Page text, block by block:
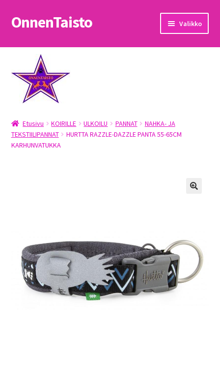
Siirry
navigointiin
Siirry
sisältöön
OnnenTaisto Valikko
Etusivu
Kassa
Oma tili
OnnenTaisto
Tietosuojaseloste
Toimitusehdot
Etusivu KOIRILLE ULKOILU PANNAT
NAHKA- JA
TEKSTIILIPANNAT
HURTTA RAZZLE-DAZZLE PANTA 55-65CM
KARHUNVATUKKA